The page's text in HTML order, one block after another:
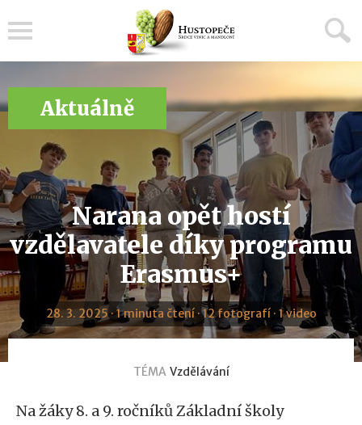
Aktuálně
Narana opět hostí
vzdělavatele díky programu
Erasmus+
28. 3. 2025 · 1 minuta čtení · 12 fotografí · 1 video
TÉMA Vzdělávání
Na žáky 8. a 9. ročníků Základní školy